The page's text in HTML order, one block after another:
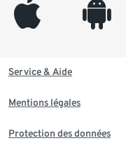
appleinc android
Service & Aide
Mentions légales
Protection des données